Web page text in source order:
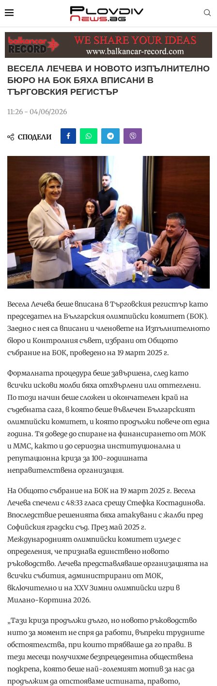
ВЕСЕЛА ЛЕЧЕВА И НОВОТО ИЗПЪЛНИТЕЛНО
БЮРО НА БОК БЯХА ВПИСАНИ В
ТЪРГОВСКИЯ РЕГИСТЪР
11:26 - 04/06/2026
СПОДЕЛИ
Весела Лечева беше вписана в Търговския регистър като
председател на Българския олимпийски комитет (БОК).
Заедно с нея са вписани и членовете на Изпълнителното
бюро и Контролния съвет, избрани от Общото
събрание на БОК, проведено на 19 март 2025 г.
Формалната процедура беше завършена, след като
всички искови молби бяха отхвърлени или оттеглени.
По този начин беше сложен и окончателен край на
съдебната сага, в която беше въвлечен Българският
олимпийски комитет, и която продължи повече от една
година. Тя доведе до спиране на финансирането от МОК
и ММС, както и до сериозна институционална и
репутационна криза за 100-годишната
неправителствена организация.
На Общото събрание на БОК на 19 март 2025 г. Весела
Лечева спечели с 48:33 гласа срещу Стефка Костадинова.
Впоследствие решенията бяха атакувани с жалби пред
Софийския градски съд. През май 2025 г.
Международният олимпийски комитет излезе с
определения, че признава единствено новото
ръководство. Лечева представляваше организацията на
всички събития, администрирани от МОК,
включително и на XXV Зимни олимпийски игри в
Милано-Кортина 2026.
„Тази криза продължи дълго, но новото ръководство
нито за момент не спря да работи, въпреки трудните
обстоятелства, при които трябваше да го прави. В
тези месеци получихме безпрецедентна обществена
подкрепа, която беше най-големият мотив за нас да
продължим да отстояваме истината, правото,